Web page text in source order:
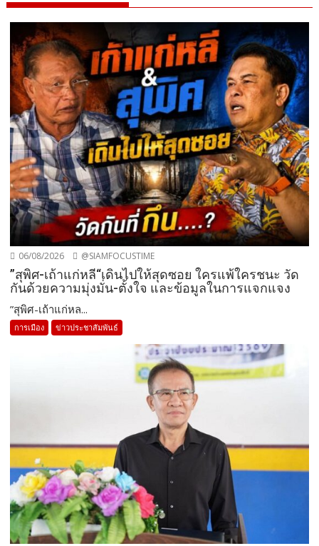
06/08/2026 @SIAMFOCUSTIME
”สุพิศ-เถ้าแก่หลี“เดินไปให้สุดซอย ใครแพ้ใครชนะ วัด
กันด้วยความมุ่งมั่น-ตั้งใจ และข้อมูลในการแจกแจง
”สุพิศ-เถ้าแก่หล...
การเมือง ข่าวประชาสัมพันธ์